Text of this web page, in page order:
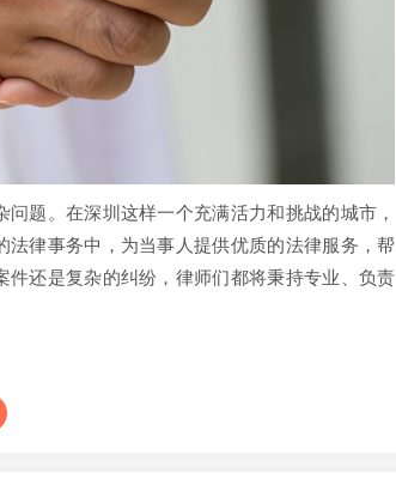
题。在深圳这样一个充满活力和挑战的城市，
律事务中，为当事人提供优质的法律服务，帮
还是复杂的纠纷，律师们都将秉持专业、负责